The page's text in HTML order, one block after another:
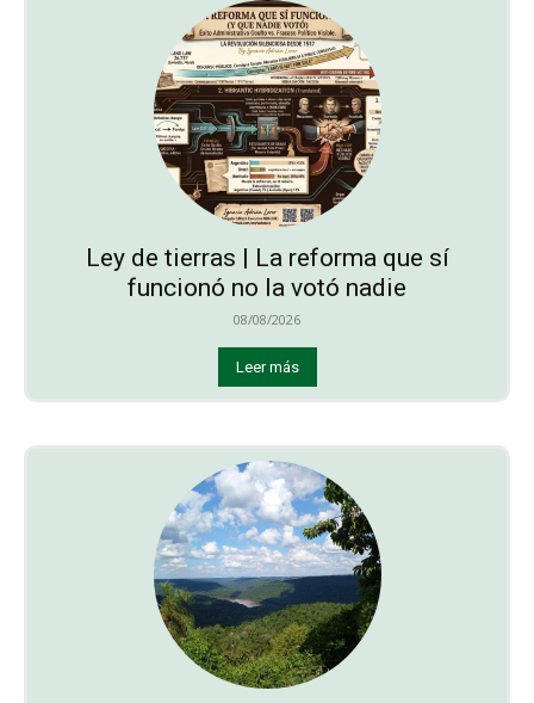
Ley de tierras | La reforma que sí
funcionó no la votó nadie
08/08/2026
Leer más